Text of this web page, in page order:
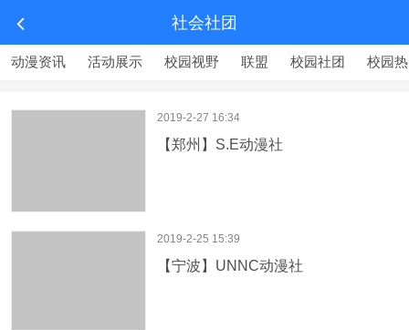
社会社团
动漫资讯 活动展示 校园视野 联盟 校园社团 校园
2019-2-27 16:34
【郑州】S.E动漫社
2019-2-25 15:39
【宁波】UNNC动漫社